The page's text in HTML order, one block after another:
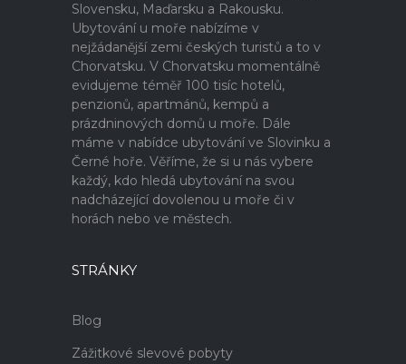
Slovensku, Maďarsku a Rakousku.
Ubytování u moře nabízíme v
nejžádanější zemi českých turistů a to v
Chorvatsku. V Chorvatsku momentálně
evidujeme téměř 100 tisíc hotelů,
penzionů, apartmánů, kempů a
prázdninových domů u moře. Dále
máme v nabídce ubytování ve Slovinku a
Černé hoře. Věříme, že si u nás vybere
každý, kdo hledá ubytování na svou
nadcházející dovolenou u moře či v
horách nebo ve městech.
STRÁNKY
Blog
Zážitkové slevové pobyty